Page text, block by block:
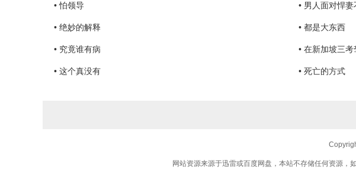
• 怕领导 • 男人面对悍
• 绝妙的解释 • 都是大东西
• 究竟谁有病 • 在新加坡三考
• 这个真没有 • 死亡的方式
网站资源来源于迅雷或百度网盘，本站不存储任何资源